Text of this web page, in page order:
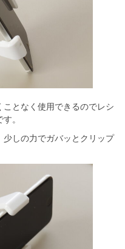
となく使用できるのでレシ
。
しの力でガバッとクリップ